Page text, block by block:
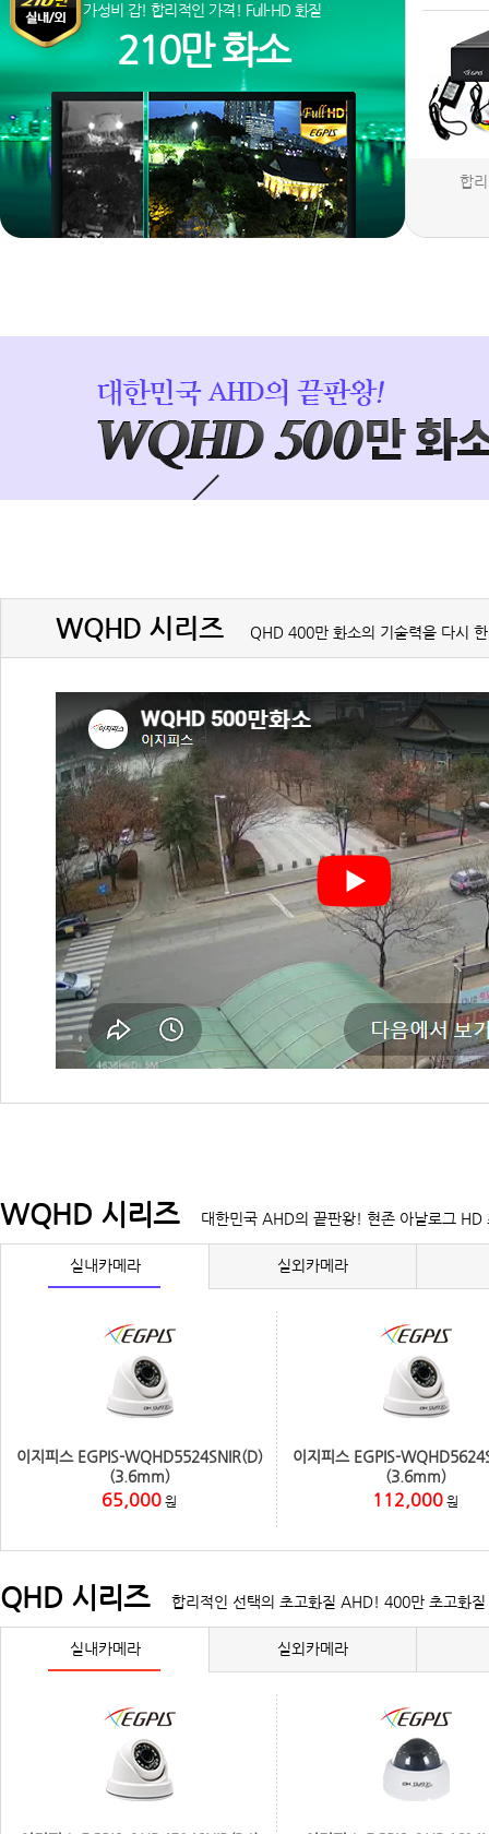
가성비 갑! 합리적인 가격! Full-HD 화질
210만 화소
합
WQHD 시리즈 QHD 400만 화소의 기술력을 다시
WQHD 시리즈 대한민국 AHD의 끝판왕! 현존 아날로그 HD
실내카메라 실외카메라
이지피스 EGPIS-WQHD5524SNIR(D)
(3.6mm)
65,000 원
이지피스 EGPIS-
(3.6mm)
112,000 원
QHD 시리즈 합리적인 선택의 초고화질 AHD! 400만 초고화
실내카메라 실외카메라